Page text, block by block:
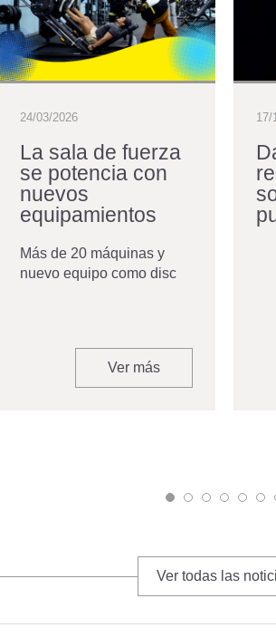
24/03/2026
La sala de fuerza
se potencia con
nuevos
equipamientos
Más de 20 máquinas y
nuevo equipo como disc
Ver más
17/
Ver todas las